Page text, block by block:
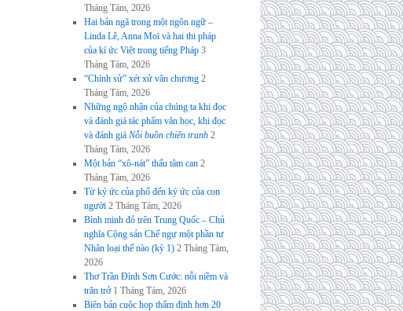
Tháng Tám, 2026
Hai bản ngã trong một ngôn ngữ –
Linda Lê, Anna Moï và hai thi pháp
của kí ức Việt trong tiếng Pháp 3
Tháng Tám, 2026
“Chính sử” xét xử văn chương 2
Tháng Tám, 2026
Những ngộ nhận của chúng ta khi đọc
và đánh giá tác phẩm văn học, khi đọc
và đánh giá Nỗi buồn chiến tranh 2
Tháng Tám, 2026
Một bản “xô-nát” thấu tâm can 2
Tháng Tám, 2026
Từ ký ức của phố đến ký ức của con
người 2 Tháng Tám, 2026
Bình minh đỏ trên Trung Quốc – Chủ
nghĩa Cộng sản Chế ngự một phần tư
Nhân loại thế nào (kỳ 1) 2 Tháng Tám,
2026
Thơ Trần Đình Sơn Cước: nỗi niềm và
trăn trở 1 Tháng Tám, 2026
Biên bản cuộc họp thẩm định hơn 20